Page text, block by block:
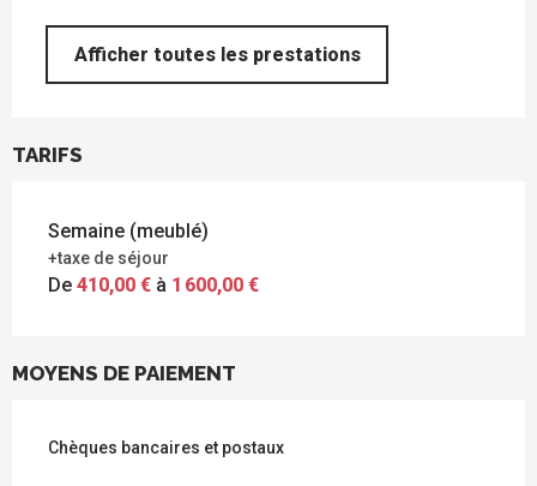
Afficher toutes les prestations
TARIFS
Semaine (meublé)
+taxe de séjour
De 410,00 € à 1 600,00 €
MOYENS DE PAIEMENT
Chèques bancaires et postaux